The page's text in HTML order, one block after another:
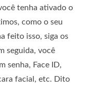
tenha ativado o
como o seu
feito isso, siga os
seguida, você
senha, Face ID,
facial, etc. Dito